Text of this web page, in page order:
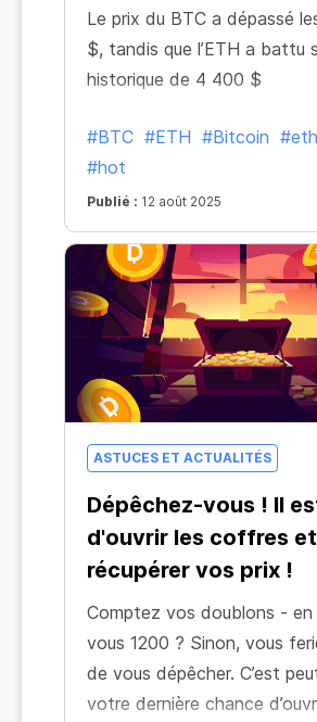
Le prix du BTC a dépassé
$, tandis que l’ETH a battu
historique de 4 400 $
#BTC #ETH #Bitcoin
#hot
Publié : 12 août 2025
ASTUCES ET ACTUALITÉS
Dépêchez-vous ! Il
d'ouvrir les coffres
récupérer vos prix !
Comptez vos doublons -
vous 1200 ? Sinon, vous
de vous dépêcher. C’est
votre dernière chance